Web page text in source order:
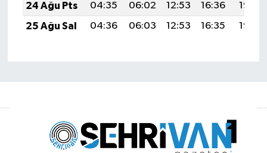
24 Ağu Pts
04:35 06:02 12:53 16:36
19:35
25 Ağu Sal
04:36 06:03 12:53 16:35 19:33